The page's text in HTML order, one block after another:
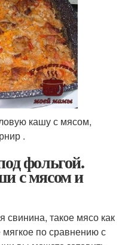
кашу с мясом,
.
фольгой.
с мясом и
свинина, такое мясо как
по сравнению с